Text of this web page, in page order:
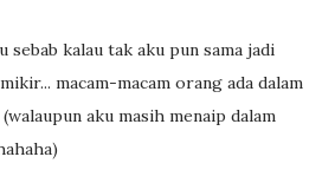
kalau tak aku pun sama jadi
macam-macam orang ada dalam
aku masih menaip dalam